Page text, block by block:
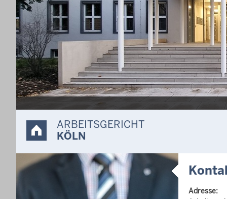
ARBEITSGERICHT
KÖLN
Adresse: